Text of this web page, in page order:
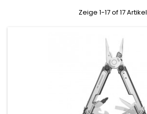
Zeige 1-17 of 17 Artikel